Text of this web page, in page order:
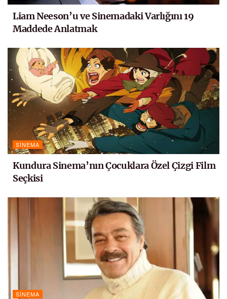
Liam Neeson’u ve Sinemadaki Varlığını 19
Maddede Anlatmak
SINEMA
Kundura Sinema’nın Çocuklara Özel Çizgi Film
Seçkisi
SINEMA